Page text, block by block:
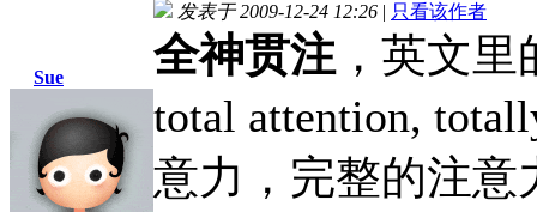
Sue
发表于 2009-12-24 12:26 | 只看该作者
全神贯注 ，英文
total attention,
意力，完整的注意